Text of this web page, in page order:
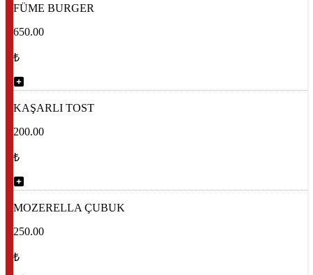
FÜME BURGER
650.00
₺
KAŞARLI TOST
200.00
₺
MOZERELLA ÇUBUK
250.00
₺